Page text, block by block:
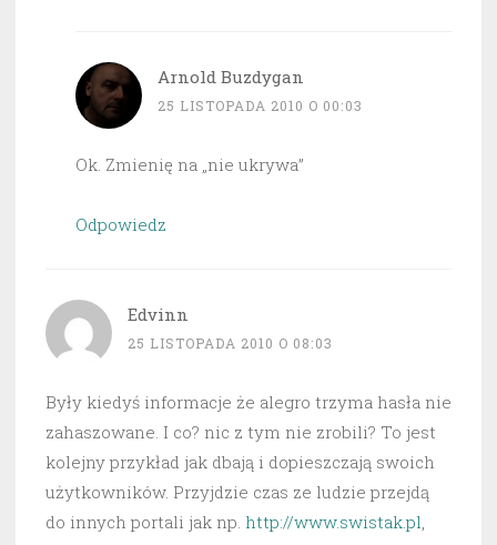
Arnold Buzdygan
25 LISTOPADA 2010 O 00:03
Ok. Zmienię na „nie ukrywa”
Odpowiedz
Edvinn
25 LISTOPADA 2010 O 08:03
Były kiedyś informacje że alegro trzyma hasła nie
zahaszowane. I co? nic z tym nie zrobili? To jest
kolejny przykład jak dbają i dopieszczają swoich
użytkowników. Przyjdzie czas ze ludzie przejdą
do innych portali jak np. http://www.swistak.pl,